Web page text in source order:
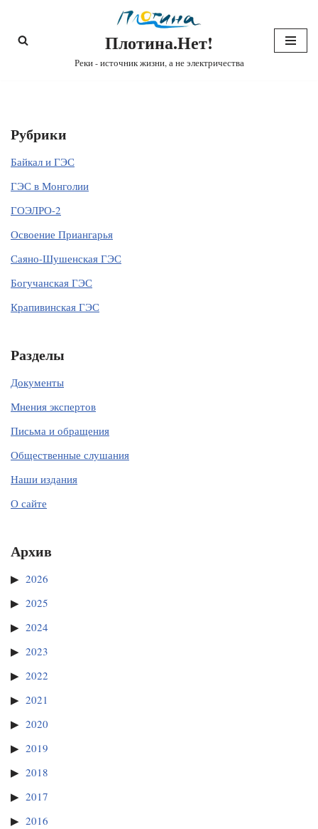
Перейти
Плотина.Нет!
Реки - источник жизни, а не электричества
Рубрики
Байкал и ГЭС
ГЭС в Монголии
ГОЭЛРО-2
Освоение Приангарья
Саяно-Шушенская ГЭС
Богучанская ГЭС
Крапивинская ГЭС
Разделы
Документы
Мнения экспертов
Письма и обращения
Общественные слушания
Наши издания
О сайте
Архив
2026
2025
2024
2023
2022
2021
2020
2019
2018
2017
2016